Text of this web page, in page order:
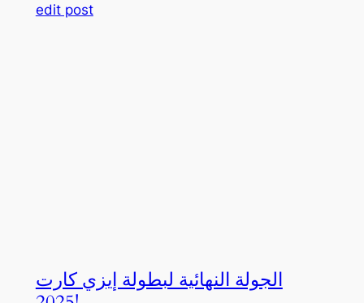
edit post
الجولة النهائية لبطولة إيزي كارت